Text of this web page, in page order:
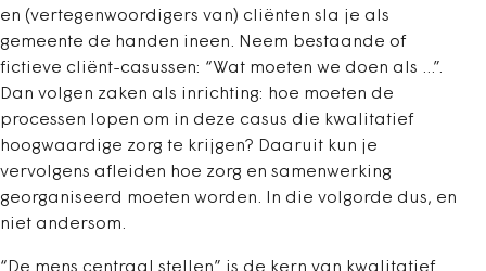
en (vertegenwoordigers van) cliënten sla je als
gemeente de handen ineen. Neem bestaande of
fictieve cliënt-casussen: “Wat moeten we doen als ...”.
Dan volgen zaken als inrichting: hoe moeten de
processen lopen om in deze casus die kwalitatief
hoogwaardige zorg te krijgen? Daaruit kun je
vervolgens afleiden hoe zorg en samenwerking
georganiseerd moeten worden. In die volgorde dus, en
niet andersom.